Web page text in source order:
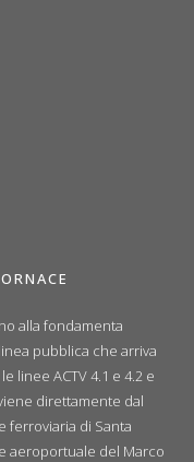
alla fondamenta
pubblica che arriva
linee ACTV 4.1 e 4.2 e
direttamente dal
ferroviaria di Santa
aeroportuale del Marco